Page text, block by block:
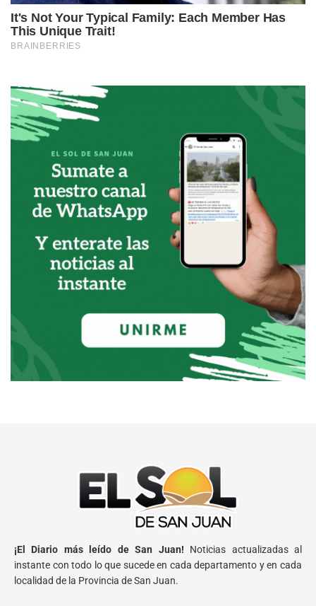
¡El Diario más leído de San Juan! Noticias actualizadas al
instante con todo lo que sucede en cada departamento y en cada
localidad de la Provincia de San Juan.